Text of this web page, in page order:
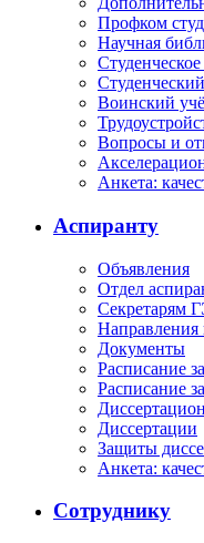
Профком
Научная
Воинский
Вопросы и
Анкета:
Аспиранту
Объявления
Отдел
Секретарям
Направления
Документы
Расписание
Расписание
Диссертации
Защиты
Анкета:
Сотруднику